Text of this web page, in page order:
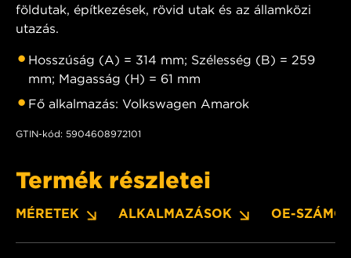
földutak, építkezések, rövid utak és az államközi
utazás.
Hosszúság (A) = 314 mm; Szélesség (B) = 259
mm; Magasság (H) = 61 mm
Fő alkalmazás: Volkswagen Amarok
GTIN-kód: 5904608972101
Termék részletei
MÉRETEK ALKALMAZÁSOK OE-